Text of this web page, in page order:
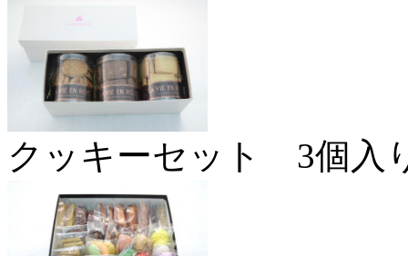
クッキーセット 3個入